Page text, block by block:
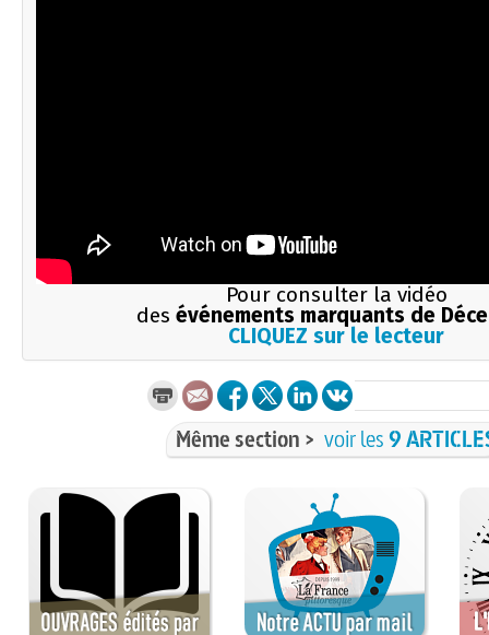
Pour consulter la vidéo
des événements marquants de
CLIQUEZ sur le lecteur
Même section > voir les9